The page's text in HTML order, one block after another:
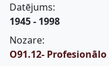
Datējums:
1945 - 1998
Nozare:
O91.12-